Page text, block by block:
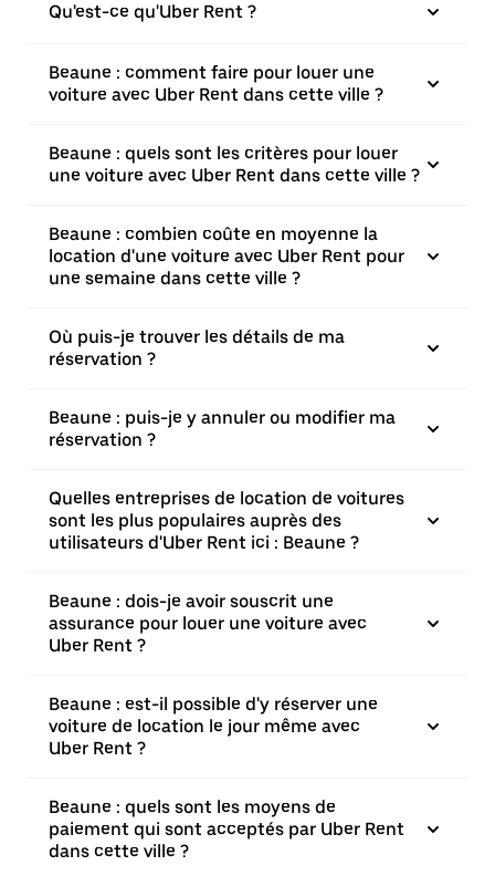
Qu'est-ce qu'Uber Rent ?
Beaune : comment faire pour louer une
voiture avec Uber Rent dans cette ville ?
Beaune : quels sont les critères pour louer
une voiture avec Uber Rent dans cette ville ?
Beaune : combien coûte en moyenne la
location d'une voiture avec Uber Rent pour
une semaine dans cette ville ?
Où puis-je trouver les détails de ma
réservation ?
Beaune : puis-je y annuler ou modifier ma
réservation ?
Quelles entreprises de location de voitures
sont les plus populaires auprès des
utilisateurs d'Uber Rent ici : Beaune ?
Beaune : dois-je avoir souscrit une
assurance pour louer une voiture avec
Uber Rent ?
Beaune : est-il possible d'y réserver une
voiture de location le jour même avec
Uber Rent ?
Beaune : quels sont les moyens de
paiement qui sont acceptés par Uber Rent
dans cette ville ?